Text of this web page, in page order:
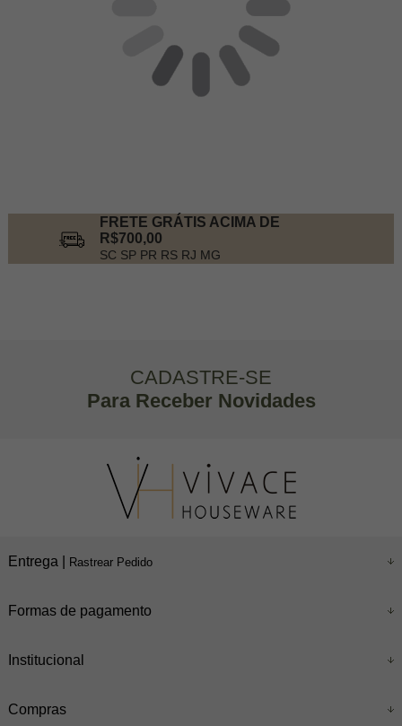
FRETE GRÁTIS ACIMA DE
R$700,00
SC SP PR RS RJ MG
CADASTRE-SE
Para Receber Novidades
Entrega | Rastrear Pedido
Formas de pagamento
Institucional
Compras